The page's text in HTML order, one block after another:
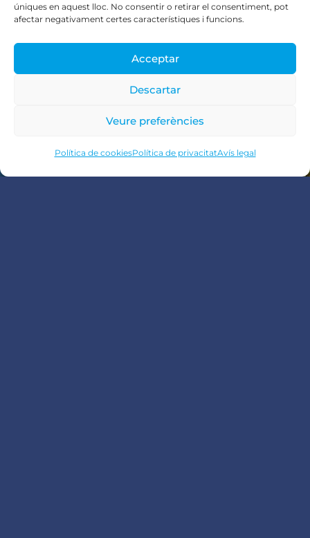
úniques en aquest lloc. No consentir o retirar el consentiment, pot
afectar negativament certes característiques i funcions.
Acceptar
Descartar
Veure preferències
Política de cookiesPolítica de privacitatAvís legal